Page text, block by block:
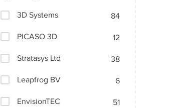
3D Systems
84
PICASO 3D 12
Stratasys Ltd 38
Leapfrog BV 6
EnvisionTEC 51